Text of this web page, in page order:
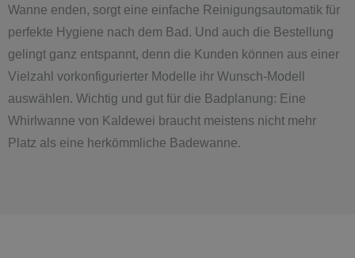
Wanne enden, sorgt eine einfache Reinigungsautomatik für
perfekte Hygiene nach dem Bad. Und auch die Bestellung
gelingt ganz entspannt, denn die Kunden können aus einer
Vielzahl vorkonfigurierter Modelle ihr Wunsch-Modell
auswählen. Wichtig und gut für die Badplanung: Eine
Whirlwanne von Kaldewei braucht meistens nicht mehr
Platz als eine herkömmliche Badewanne.